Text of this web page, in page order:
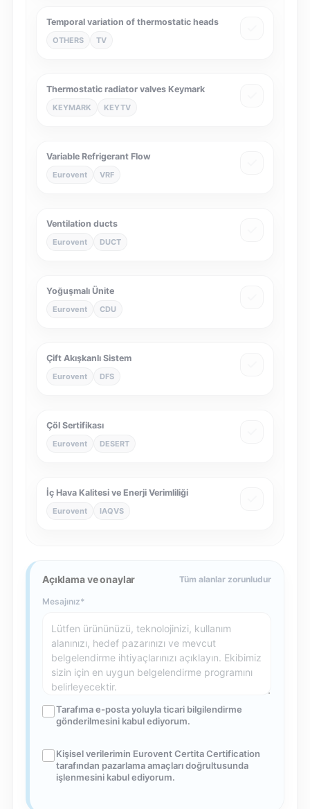
Temporal variation of thermostatic heads
OTHERS TV
Thermostatic radiator valves Keymark
KEYMARK KEYTV
Variable Refrigerant Flow
Eurovent VRF
Ventilation ducts
Eurovent DUCT
Yoğuşmalı Ünite
Eurovent CDU
Çift Akışkanlı Sistem
Eurovent DFS
Çöl Sertifikası
Eurovent DESERT
İç Hava Kalitesi ve Enerji Verimliliği
Eurovent IAQVS
Açıklama ve onaylar Tüm alanlar zorunludur
Mesajınız
Tarafıma e-posta yoluyla ticari bilgilendirme
gönderilmesini kabul ediyorum.
Kişisel verilerimin Eurovent Certita Certification
tarafından pazarlama amaçları doğrultusunda
işlenmesini kabul ediyorum.